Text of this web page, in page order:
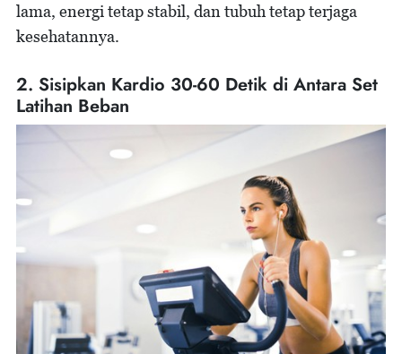
lama, energi tetap stabil, dan tubuh tetap terjaga
kesehatannya.
2. Sisipkan Kardio 30-60 Detik di Antara Set
Latihan Beban